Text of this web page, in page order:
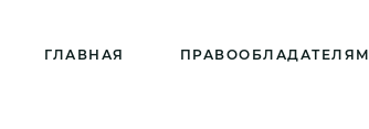
ГЛАВНАЯ ПРАВООБЛАДАТЕЛЯМ